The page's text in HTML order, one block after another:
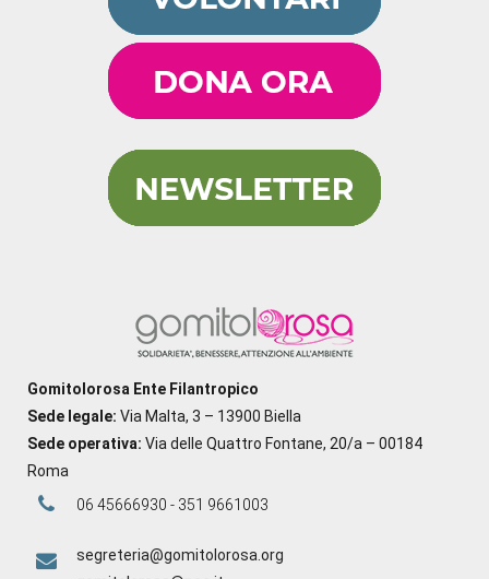
Gomitolorosa Ente Filantropico
Sede legale: Via Malta, 3 – 13900 Biella
Sede operativa: Via delle Quattro Fontane, 20/a – 00184
Roma
06 45666930 - 351 9661003
segreteria@gomitolorosa.org